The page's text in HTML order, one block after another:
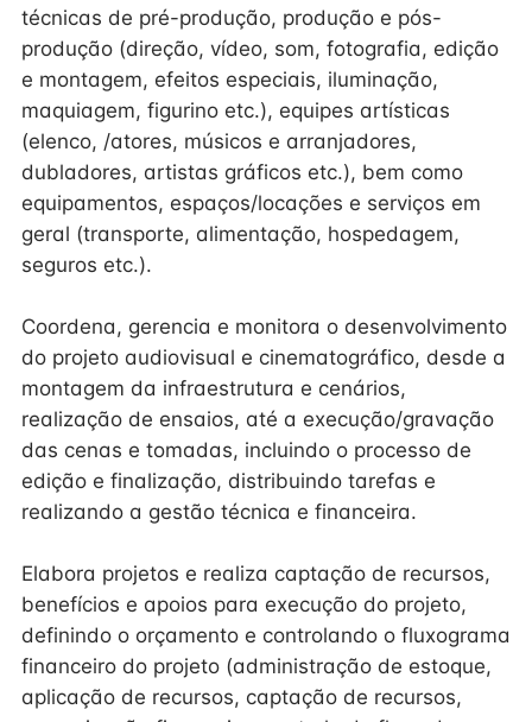
técnicas de pré-produção, produção e pós-
produção (direção, vídeo, som, fotografia, edição
e montagem, efeitos especiais, iluminação,
maquiagem, figurino etc.), equipes artísticas
(elenco, /atores, músicos e arranjadores,
dubladores, artistas gráficos etc.), bem como
equipamentos, espaços/locações e serviços em
geral (transporte, alimentação, hospedagem,
seguros etc.).
Coordena, gerencia e monitora o desenvolvimento
do projeto audiovisual e cinematográfico, desde a
montagem da infraestrutura e cenários,
realização de ensaios, até a execução/gravação
das cenas e tomadas, incluindo o processo de
edição e finalização, distribuindo tarefas e
realizando a gestão técnica e financeira.
Elabora projetos e realiza captação de recursos,
benefícios e apoios para execução do projeto,
definindo o orçamento e controlando o fluxograma
financeiro do projeto (administração de estoque,
aplicação de recursos, captação de recursos,